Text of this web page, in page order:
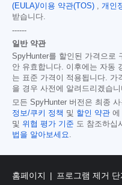
(EULA)/이용 약관(TOS)
개인
받습니다.
------
일반 약관
SpyHunter를 할인된 가격으로
안 유효합니다. 이후에는 자동
는 표준 가격이 적용됩니다. 가
을 경우 사전에 알려드리겠습니
모든 SpyHunter 버전은 최종
정보/쿠키 정책 및 할인 약관 에
및 위협 평가 기준 도 참조하십
법을 알아보세요
홈페이지 프로그램 제거 단